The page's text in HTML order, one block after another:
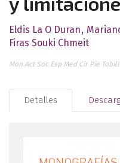
Eldis La O Duran
Firas Souki Chmeit
Mon Act Soc Esp Med Cir Pie
Detalles